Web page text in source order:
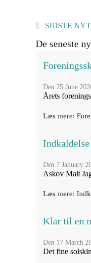
SIDSTE NYT
De seneste
Den 25 June
Årets
Læs mere:
Den 7 January
Askov Malt
Læs mere:
Klar til en
Den 17 March
Det fine